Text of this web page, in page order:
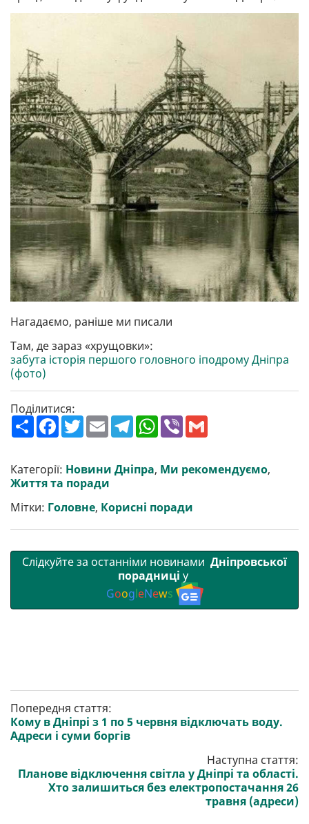
Нагадаємо, раніше ми писали
Там, де зараз «хрущовки»:
забута історія першого головного іподрому Дніпра
(фото)
Поділитися:
П
о
ш
р
и
т
F
a
c
b
o
o
T
w
t
e
r
E
m
a
l
T
e
g
r
W
h
a
s
A
V
b
r l
Категорії: Новини Дніпра, Ми рекомендуємо,
Життя та поради
Мітки: Головне, Корисні поради
Слідкуйте за останніми новинами Дніпровської
порадниці у
GoogleNews
Попередня стаття:
Кому в Дніпрі з 1 по 5 червня відключать воду.
Адреси і суми боргів
Наступна стаття:
Планове відключення світла у Дніпрі та області.
Хто залишиться без електропостачання 26
травня (адреси)